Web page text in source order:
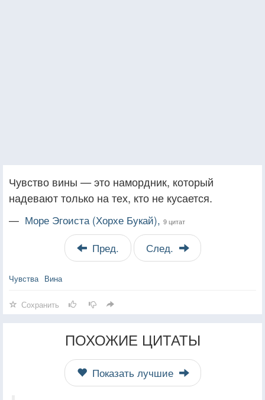
Чувство вины — это намордник, который
надевают только на тех, кто не кусается.
— Море Эгоиста (Хорхе Букай), 9 цитат
Пред. След.
Чувства Вина
Сохранить
ПОХОЖИЕ ЦИТАТЫ
Показать лучшие